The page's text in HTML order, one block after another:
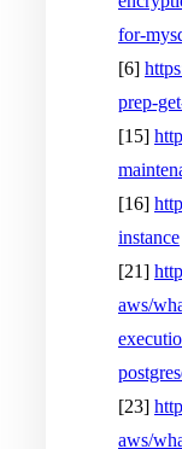
for-
[6]
prep-
[15]
[16]
instance
[21]
aws/
[23]
aws/